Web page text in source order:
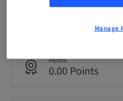
Points
0.00 Points
Manage